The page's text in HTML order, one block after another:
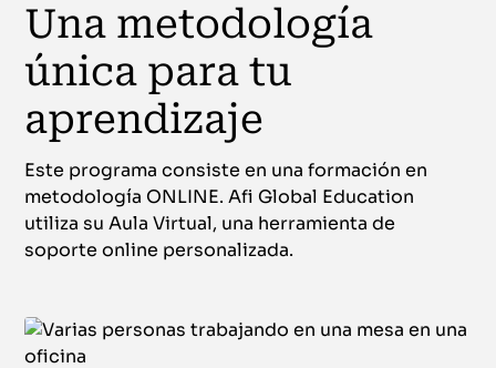
Una metodología
única para tu
aprendizaje
Este programa consiste en una formación en
metodología ONLINE. Afi Global Education
utiliza su Aula Virtual, una herramienta de
soporte online personalizada.